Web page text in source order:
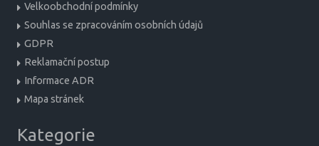
Velkoobchodní podmínky
Souhlas se zpracováním osobních údajů
GDPR
Reklamační postup
Informace ADR
Mapa stránek
Kategorie